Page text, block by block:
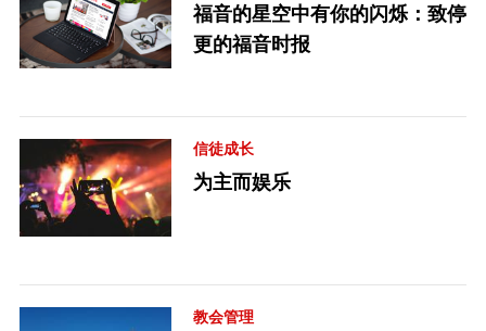
福音的星空中有你的闪烁：致停
更的福音时报
信徒成长
为主而娱乐
教会管理